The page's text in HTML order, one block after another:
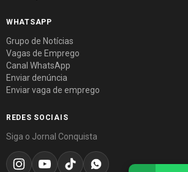
WHATSAPP
Grupo de Notícias
Vagas de Emprego
Canal WhatsApp
Enviar denúncia
Enviar vaga de emprego
REDES SOCIAIS
Siga o Jornal Conquista